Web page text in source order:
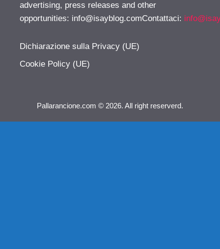
advertising, press releases and other
opportunities: info@isayblog.comContattaci:
Dichiarazione sulla Privacy (UE)
Cookie Policy (UE)
Pallarancione.com © 2026. All right reserverd.